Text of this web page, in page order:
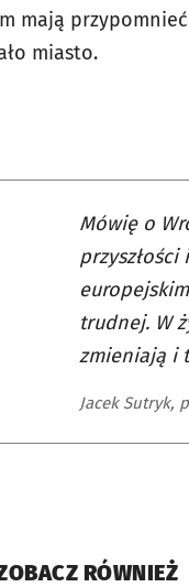
mają przypomnieć
miasto.
Mówię o
trudnej. W
zmieniają i
Jacek Sutryk,
RÓWNIEŻ